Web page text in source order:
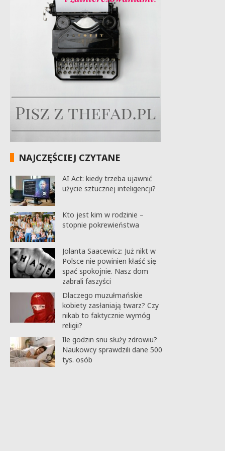
NAJCZĘŚCIEJ CZYTANE
AI Act: kiedy trzeba ujawnić
użycie sztucznej inteligencji?
Kto jest kim w rodzinie –
stopnie pokrewieństwa
Jolanta Saacewicz: Już nikt w
Polsce nie powinien kłaść się
spać spokojnie. Nasz dom
zabrali faszyści
Dlaczego muzułmańskie
kobiety zasłaniają twarz? Czy
nikab to faktycznie wymóg
religii?
Ile godzin snu służy zdrowiu?
Naukowcy sprawdzili dane 500
tys. osób